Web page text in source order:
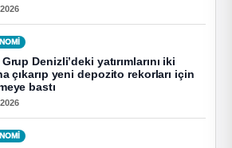
Denizli’deki yatırımlarını iki
çıkarıp yeni depozito rekorları için
bastı